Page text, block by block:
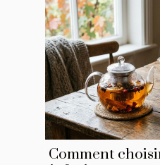
Comment